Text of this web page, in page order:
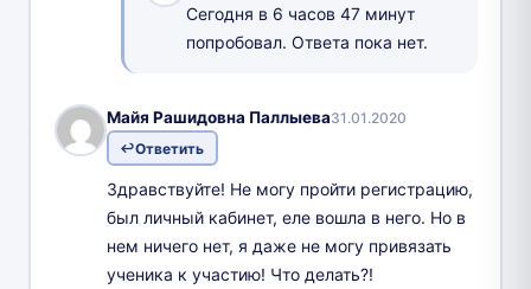
Сегодня в 6 часов 47 минут
попробовал. Ответа пока нет.
Майя Рашидовна Паллыева31.01.2020
Ответить
Здравствуйте! Не могу пройти регистрацию,
был личный кабинет, еле вошла в него. Но в
нем ничего нет, я даже не могу привязать
ученика к участию! Что делать?!